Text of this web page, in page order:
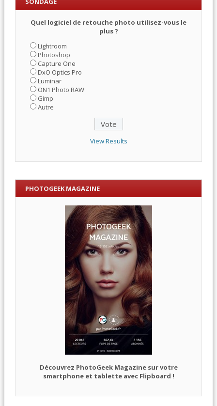
Quel logiciel de retouche photo utilisez-vous le
plus ?
Lightroom
Photoshop
Capture One
DxO Optics Pro
Luminar
ON1 Photo RAW
Gimp
Autre
View Results
PHOTOGEEK MAGAZINE
Découvrez PhotoGeek Magazine sur votre
smartphone et tablette avec Flipboard !